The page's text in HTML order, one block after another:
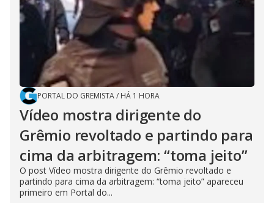
PORTAL DO GREMISTA/ HÁ 1 HORA
Vídeo mostra dirigente do
Grêmio revoltado e partindo para
cima da arbitragem: “toma jeito”
O post Vídeo mostra dirigente do Grêmio revoltado e
partindo para cima da arbitragem: “toma jeito” apareceu
primeiro em Portal do...